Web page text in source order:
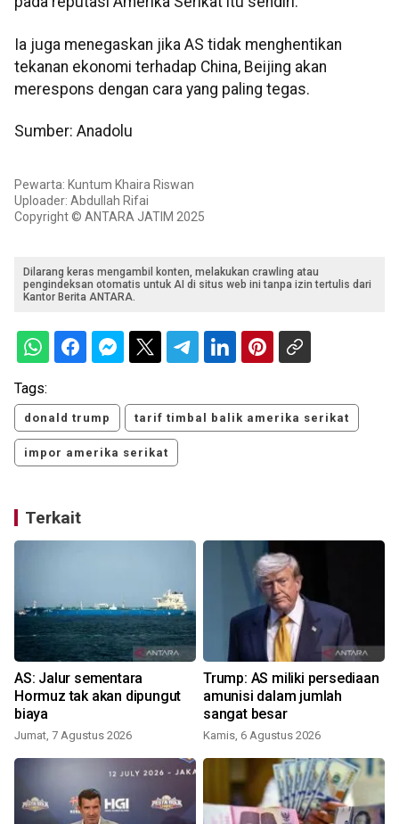
Ia juga menegaskan jika AS tidak menghentikan
tekanan ekonomi terhadap China, Beijing akan
merespons dengan cara yang paling tegas.
Sumber: Anadolu
Pewarta: Kuntum Khaira Riswan
Uploader: Abdullah Rifai
Copyright © ANTARA JATIM 2025
Dilarang keras mengambil konten, melakukan crawling atau
pengindeksan otomatis untuk AI di situs web ini tanpa izin tertulis dari
Kantor Berita ANTARA.
Tags:
donald trump tarif timbal balik amerika serikat
impor amerika serikat
Terkait
AS: Jalur sementara
Hormuz tak akan dipungut
biaya
Jumat, 7 Agustus 2026
Trump: AS miliki persediaan
amunisi dalam jumlah
sangat besar
Kamis, 6 Agustus 2026